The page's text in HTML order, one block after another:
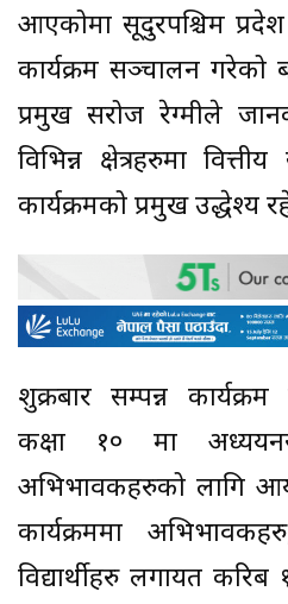
आएकोमा सूदुरपश्चिम
कार्यक्रम सञ्चालन गरेको
प्रमुख सरोज रेग्मीले
विभिन्न क्षेत्रहरुमा
कार्यक्रमको प्रमुख उद्धेश्य
शुक्रबार सम्पन्न
कक्षा १० मा
अभिभावकहरुको लागि
कार्यक्रममा
विद्यार्थीहरु लगायत